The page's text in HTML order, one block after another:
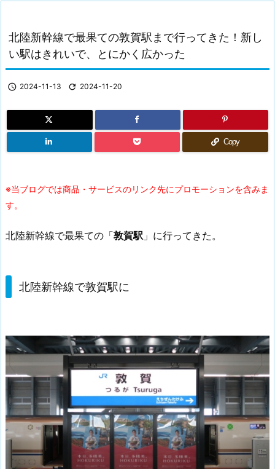
北陸新幹線で最果ての敦賀駅まで行ってきた！新し
い駅はきれいで、とにかく広かった
 2024-11-13  2024-11-20
Copy
※当ブログでは商品・サービスのリンク先にプロモーションを含みま
す。
北陸新幹線で最果ての「敦賀駅 」に行ってきた。
北陸新幹線で敦賀駅に